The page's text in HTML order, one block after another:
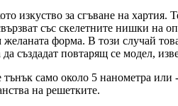
изкуство за сгъване на
със скелетните нишки на
форма. В този случай
създадат повтарящ се модел,
само около 5 нанометра или
на решетките.